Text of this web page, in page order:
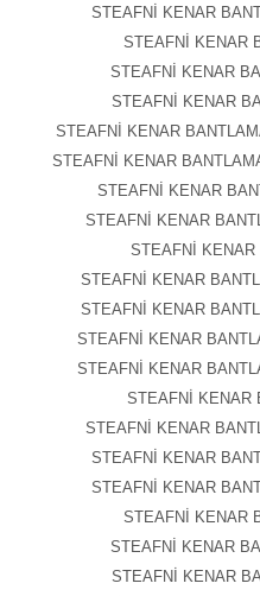
STEAFNİ KENAR
STEAFNİ KENAR
STEAFNİ KENAR
STEAFNİ KENAR
STEAFNİ KENAR
STEAFNİ KENAR
STEAFNİ KENAR
STEAFNİ KENAR
STEAFNİ KENAR
STEAFNİ KENAR
STEAFNİ KENAR
STEAFNİ KENAR
STEAFNİ KENAR
STEAFNİ KENAR
STEAFNİ KENAR
STEAFNİ KENAR
STEAFNİ KENAR
STEAFNİ KENAR
STEAFNİ KENAR
STEAFNİ KENAR